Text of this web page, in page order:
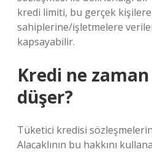
kredi limiti, bu gerçek
sahiplerine/işletmelere
kapsayabilir.
Kredi ne
düşer?
Tüketici kredisi
Alacaklının bu hakkını